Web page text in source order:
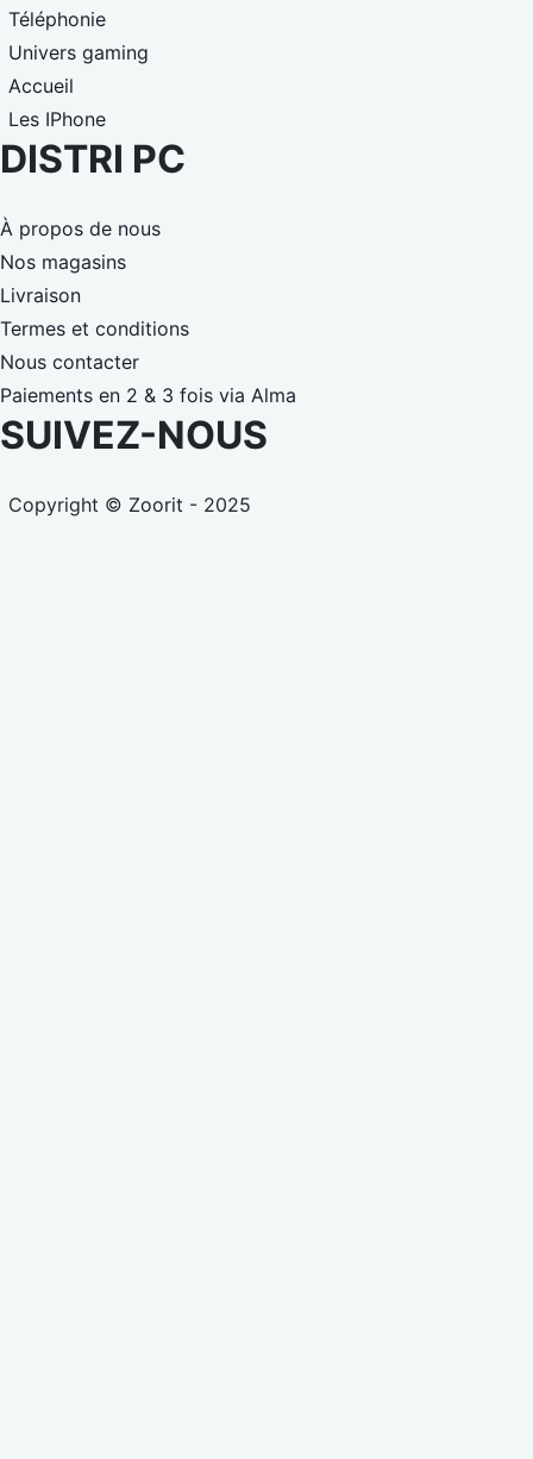
Téléphonie
Univers gaming
Accueil
Les IPhone
DISTRI PC
À propos de nous
Nos magasins
Livraison
Termes et conditions
Nous contacter
Paiements en 2 & 3 fois via Alma
SUIVEZ-NOUS
Copyright © Zoorit - 2025